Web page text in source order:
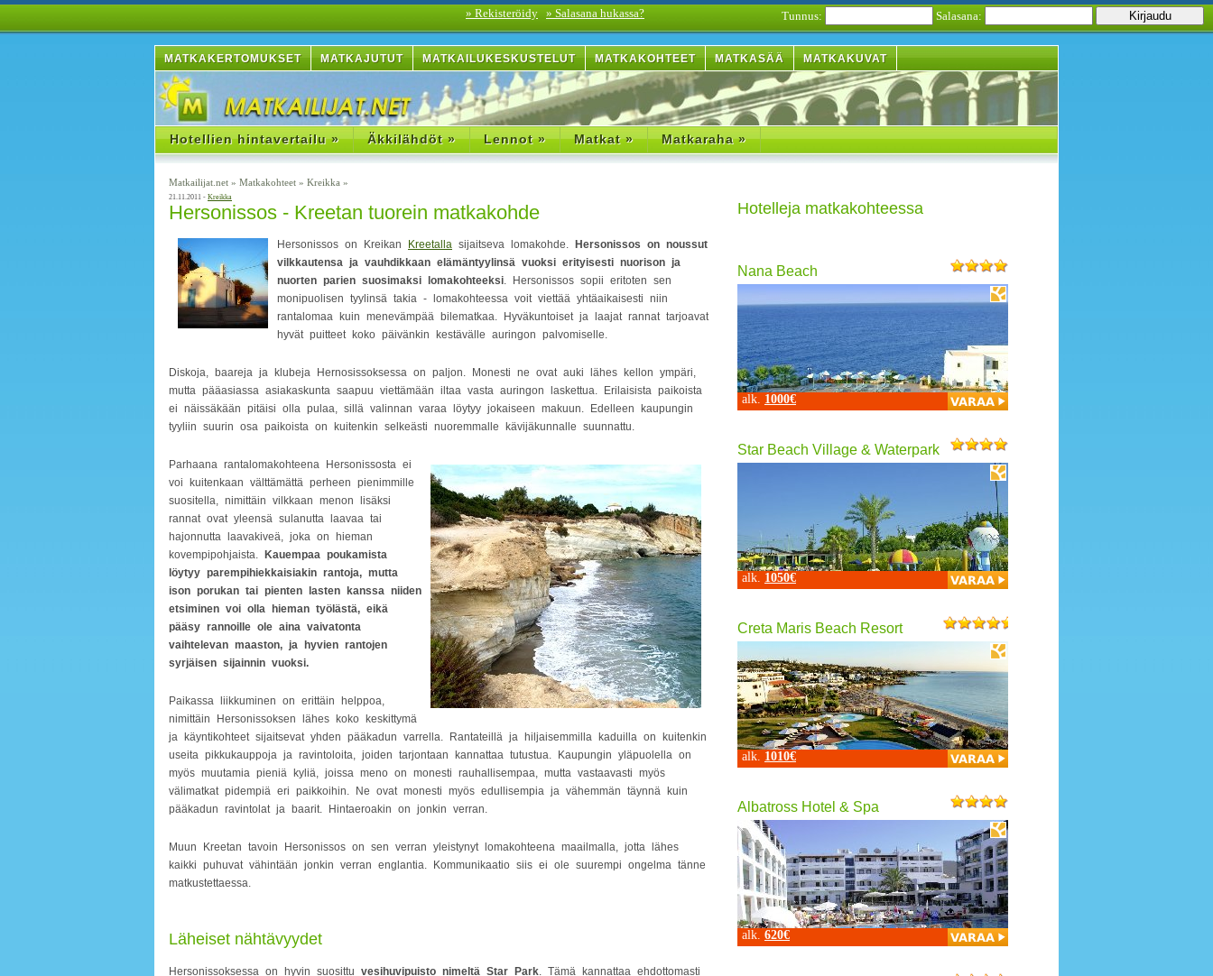
Tunnus: Salasana:
» Rekisteröidy » Salasana hukassa?
MATKAKERTOMUKSET MATKAJUTUT MATKAILUKESKUSTELUT MATKAKOHTEET MATKASÄÄ MATKAKUVAT
Hotellien hintavertailu » Äkkilähdöt » Lennot » Matkat » Matkaraha »
Matkailijat.net » Matkakohteet » Kreikka »
21.11.2011 - Kreikka
Hersonissos - Kreetan tuorein matkakohde
Hersonissos on Kreikan Kreetalla sijaitseva lomakohde.
Hersonissos on noussut
vilkkautensa ja vauhdikkaan elämäntyylinsä vuoksi erityisesti nuorison ja
nuorten parien suosimaksi lomakohteeksi. Hersonissos sopii eritoten sen
monipuolisen tyylinsä takia - lomakohteessa voit viettää yhtäaikaisesti niin
rantalomaa kuin menevämpää bilematkaa. Hyväkuntoiset ja laajat rannat tarjoavat
hyvät puitteet koko päivänkin kestävälle auringon palvomiselle.
Diskoja, baareja ja klubeja Hernosissoksessa on paljon. Monesti ne ovat auki lähes kellon ympäri,
mutta pääasiassa asiakaskunta saapuu viettämään iltaa vasta auringon laskettua. Erilaisista paikoista
ei näissäkään pitäisi olla pulaa, sillä valinnan varaa löytyy jokaiseen makuun. Edelleen kaupungin
tyyliin suurin osa paikoista on kuitenkin selkeästi nuoremmalle kävijäkunnalle suunnattu.
Parhaana rantalomakohteena Hersonissosta ei
voi kuitenkaan välttämättä perheen pienimmille
suositella, nimittäin vilkkaan menon lisäksi
rannat ovat yleensä sulanutta laavaa tai
hajonnutta laavakiveä, joka on hieman
kovempipohjaista.
Kauempaa poukamista
löytyy parempihiekkaisiakin rantoja, mutta
ison porukan tai pienten lasten kanssa niiden
etsiminen voi olla hieman työlästä, eikä
pääsy rannoille ole aina vaivatonta
vaihtelevan maaston, ja hyvien rantojen
syrjäisen sijainnin vuoksi.
Paikassa liikkuminen on erittäin helppoa,
nimittäin Hersonissoksen lähes koko keskittymä
ja käyntikohteet sijaitsevat yhden pääkadun varrella. Rantateillä ja hiljaisemmilla kaduilla on kuitenkin
useita pikkukauppoja ja ravintoloita, joiden tarjontaan kannattaa tutustua. Kaupungin yläpuolella on
myös muutamia pieniä kyliä, joissa meno on monesti rauhallisempaa, mutta vastaavasti myös
välimatkat pidempiä eri paikkoihin. Ne ovat monesti myös edullisempia ja vähemmän täynnä kuin
pääkadun ravintolat ja baarit. Hintaeroakin on jonkin verran.
Muun Kreetan tavoin Hersonissos on sen verran yleistynyt lomakohteena maailmalla, jotta lähes
kaikki puhuvat vähintään jonkin verran englantia. Kommunikaatio siis ei ole suurempi ongelma tänne
matkustettaessa.
Läheiset nähtävyydet
Hersonissoksessa on hyvin suosittu vesihuvipuisto nimeltä Star Park. Tämä kannattaa ehdottomasti
Hotelleja matkakohteessa
Nana Beach
alk. 1000€
Star Beach Village & Waterpark
alk. 1050€
Creta Maris Beach Resort
alk. 1010€
Albatross Hotel & Spa
alk. 620€